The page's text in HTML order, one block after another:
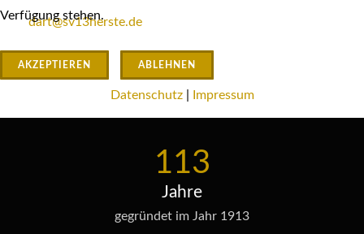
dart@sv13herste.de
113
Jahre
gegründet im Jahr 1913
Verfügung stehen.
AKZEPTIEREN ABLEHNEN
Datenschutz| Impressum